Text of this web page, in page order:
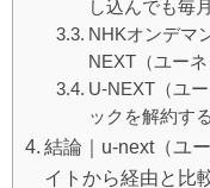
し込んでも毎
NHKオンデマ
NEXT（ユー
U-NEXT（ユ
ックを解約す
結論｜u-next（ユ
イトから経由と比